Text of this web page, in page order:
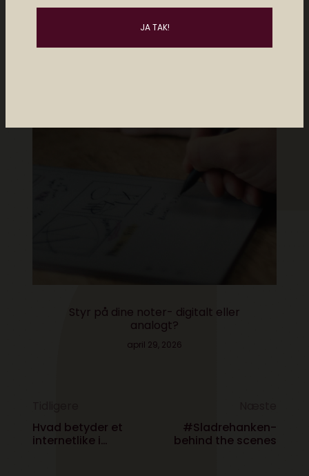
Styr på dine noter- digitalt eller
analogt?
april 29, 2026
Hvad betyder et
internetlike i
#Sladrehanken-
behind the scenes